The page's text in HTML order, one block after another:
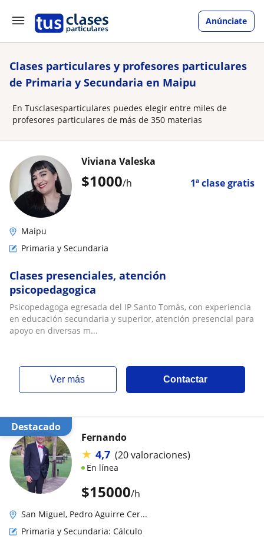
Anúnciate
Clases particulares y profesores particulares
de Primaria y Secundaria en Maipu
En Tusclasesparticulares puedes elegir entre miles de
profesores particulares de más de 350 materias
$1000/h 1ª clase gratis
Viviana Valeska
Maipu
Primaria y Secundaria
Clases presenciales, atención
psicopedagogica
Psicopedagoga egresada del IP Santo Tomás, con experiencia
en educación secundaria y superior, atención presencial para
apoyo en diversas m...
ver más Contactar
Destacado
$15000/h
Fernando
★ 4,7 (20 valoraciones)
En línea
San Miguel, Pedro Aguirre Cer...
Primaria y Secundaria: Cálculo